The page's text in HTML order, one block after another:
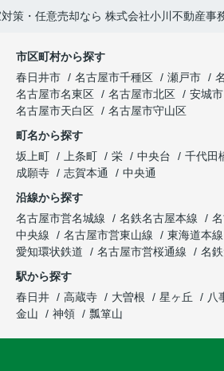
策・任意売却なら 株式会社小川不動産事
市区町村から探す
春日井市
名古屋市千種区 瀬戸市
名古屋市名東区
名古屋市北区 安城市
名古屋市天白区
名古屋市守山区
町名から探す
坂上町
上条町 栄 中央台 千代田
成願寺
志賀本通
中央通
沿線から探す
名古屋市営名城線
名鉄名古屋本線
中央線
名古屋市営東山線 東海道本線
愛知環状鉄道
名古屋市営桜通線
名
駅から探す
春日井
高蔵寺 大曽根 星ヶ丘 八
金山
神領 瓢箪山